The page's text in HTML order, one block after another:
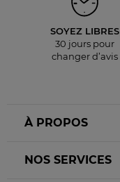
SOYEZ LIBRES
30 jours pour
changer d’avis
À PROPOS
NOS SERVICES